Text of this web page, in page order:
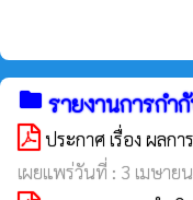
folder รายงานการกำ
ประกาศ เรื่อง ผลก
เผยแพร่วันที่ : 3 เมษาย